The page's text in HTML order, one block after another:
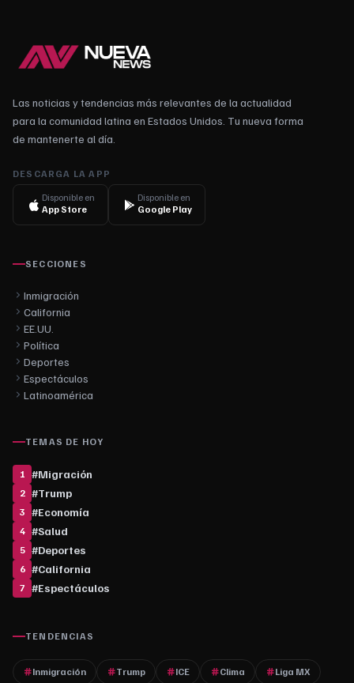
Las noticias y tendencias más relevantes de la actualidad
para la comunidad latina en Estados Unidos. Tu nueva forma
de mantenerte al día.
DESCARGA LA APP
Disponible en
App Store
Disponible en
Google Play
SECCIONES
Inmigración
California
EE.UU.
Política
Deportes
Espectáculos
Latinoamérica
TEMAS DE HOY
1 #Migración
2 #Trump
3 #Economía
4 #Salud
5 #Deportes
6 #California
7 #Espectáculos
TENDENCIAS
Inmigración Trump ICE Clima Liga MX